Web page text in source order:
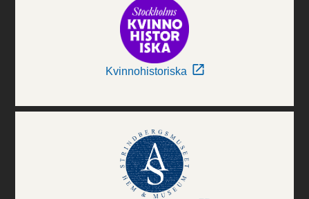
Kvinnohistoriska